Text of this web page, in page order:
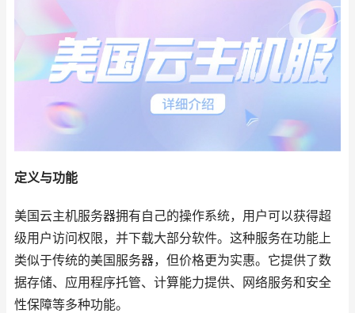
定义与功能
美国云主机服务器拥有自己的操作系统，用户可以获得超
级用户访问权限，并下载大部分软件。这种服务在功能上
类似于传统的美国服务器，但价格更为实惠。它提供了数
据存储、应用程序托管、计算能力提供、网络服务和安全
性保障等多种功能。